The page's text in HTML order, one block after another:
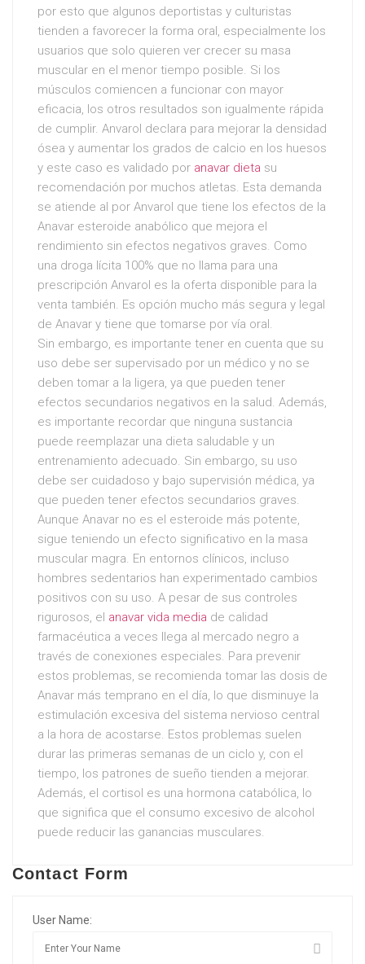
por esto que algunos deportistas y culturistas
tienden a favorecer la forma oral, especialmente los
usuarios que solo quieren ver crecer su masa
muscular en el menor tiempo posible. Si los
músculos comiencen a funcionar con mayor
eficacia, los otros resultados son igualmente rápida
de cumplir. Anvarol declara para mejorar la densidad
ósea y aumentar los grados de calcio en los huesos
y este caso es validado por anavar dieta su
recomendación por muchos atletas. Esta demanda
se atiende al por Anvarol que tiene los efectos de la
Anavar esteroide anabólico que mejora el
rendimiento sin efectos negativos graves. Como
una droga lícita 100% que no llama para una
prescripción Anvarol es la oferta disponible para la
venta también. Es opción mucho más segura y legal
de Anavar y tiene que tomarse por vía oral.
Sin embargo, es importante tener en cuenta que su
uso debe ser supervisado por un médico y no se
deben tomar a la ligera, ya que pueden tener
efectos secundarios negativos en la salud. Además,
es importante recordar que ninguna sustancia
puede reemplazar una dieta saludable y un
entrenamiento adecuado. Sin embargo, su uso
debe ser cuidadoso y bajo supervisión médica, ya
que pueden tener efectos secundarios graves.
Aunque Anavar no es el esteroide más potente,
sigue teniendo un efecto significativo en la masa
muscular magra. En entornos clínicos, incluso
hombres sedentarios han experimentado cambios
positivos con su uso. A pesar de sus controles
rigurosos, el anavar vida media de calidad
farmacéutica a veces llega al mercado negro a
través de conexiones especiales. Para prevenir
estos problemas, se recomienda tomar las dosis de
Anavar más temprano en el día, lo que disminuye la
estimulación excesiva del sistema nervioso central
a la hora de acostarse. Estos problemas suelen
durar las primeras semanas de un ciclo y, con el
tiempo, los patrones de sueño tienden a mejorar.
Además, el cortisol es una hormona catabólica, lo
que significa que el consumo excesivo de alcohol
puede reducir las ganancias musculares.
Contact Form
User Name: